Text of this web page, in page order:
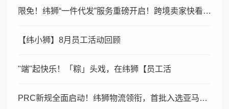
限免！纬狮“一件代发”服务重磅开启！跨境卖家快看过来！
【纬小狮】8月员工活动回顾
"端"起快乐！「粽」头戏，在纬狮【员工活
PRC新规全面启动！纬狮物流领衔，首批入选亚马逊巴西站官方指